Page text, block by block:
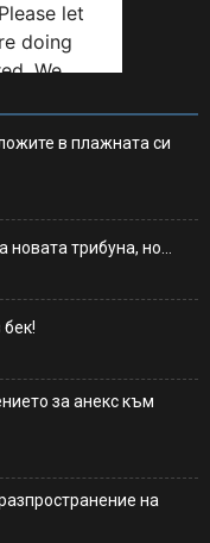
в плажната си
новата трибуна, но…
за анекс към
на